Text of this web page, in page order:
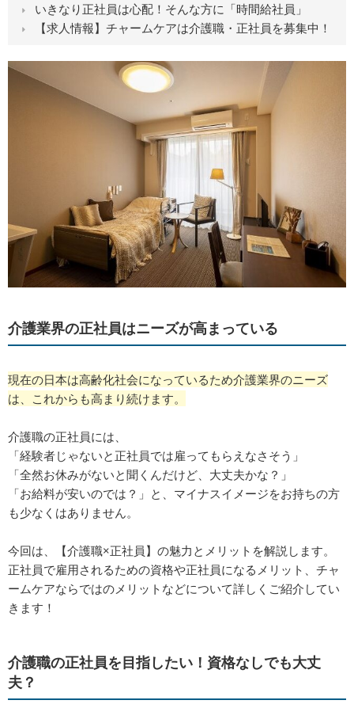
いきなり正社員は心配！そんな方に「時間給社員」
【求人情報】チャームケアは介護職・正社員を募集中！
介護業界の正社員はニーズが高まっている
現在の日本は高齢化社会になっているため介護業界のニーズ
は、これからも高まり続けます。
介護職の正社員には、
「経験者じゃないと正社員では雇ってもらえなさそう」
「全然お休みがないと聞くんだけど、大丈夫かな？」
「お給料が安いのでは？」と、マイナスイメージをお持ちの方
も少なくはありません。
今回は、【介護職×正社員】の魅力とメリットを解説します。
正社員で雇用されるための資格や正社員になるメリット、チャ
ームケアならではのメリットなどについて詳しくご紹介してい
きます！
介護職の正社員を目指したい！資格なしでも大丈
夫？